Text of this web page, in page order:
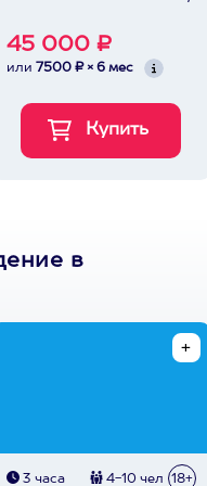
45 000 ₽
или 7500 ₽ × 6 мес
в
3 часа 4-10 чел 18+